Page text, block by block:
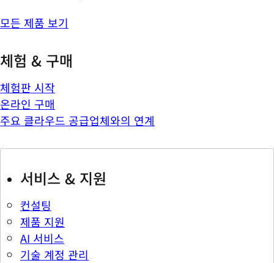
모든 제품 보기
체험 & 구매
체험판 시작
온라인 구매
주요 클라우드 공급업체와의 연계
서비스 & 지원
컨설팅
제품 지원
AI 서비스
기술 계정 관리